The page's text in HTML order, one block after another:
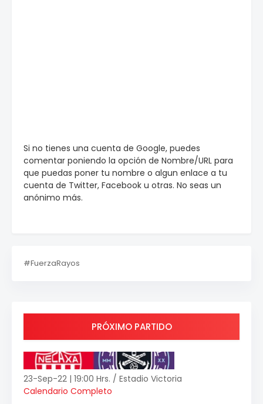
Si no tienes una cuenta de Google, puedes
comentar poniendo la opción de Nombre/URL para
que puedas poner tu nombre o algun enlace a tu
cuenta de Twitter, Facebook u otras. No seas un
anónimo más.
#FuerzaRayos
PRÓXIMO PARTIDO
23-Sep-22 | 19:00 Hrs. / Estadio Victoria
Calendario Completo